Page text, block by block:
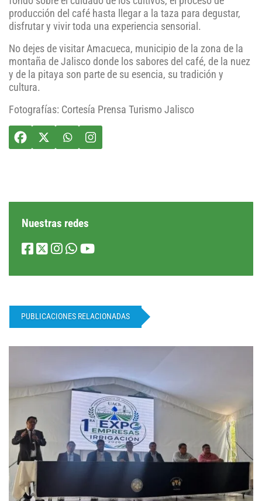
producción del café hasta llegar a la taza para degustar,
disfrutar y vivir toda una experiencia sensorial.
No dejes de visitar Amacueca, municipio de la zona de la
montaña de Jalisco donde los sabores del café, de la nuez
y de la pitaya son parte de su esencia, su tradición y
cultura.
Fotografías: Cortesía Prensa Turismo Jalisco
Nuestras redes
PUBLICACIONES RELACIONADAS